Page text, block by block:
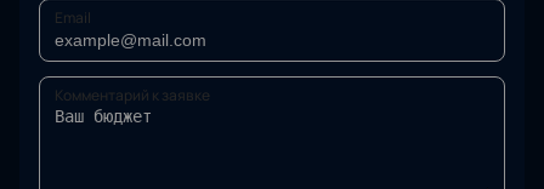
Email
Комментарий к заявке